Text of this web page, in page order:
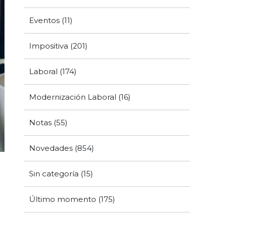
Eventos (11)
Impositiva (201)
Laboral (174)
Modernización Laboral (16)
Notas (55)
Novedades (854)
Sin categoría (15)
Último momento (175)